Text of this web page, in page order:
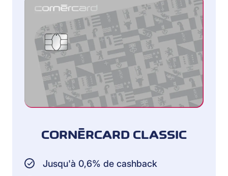
CORNÈRCARD CLASSIC
Jusqu'à 0,6% de cashback